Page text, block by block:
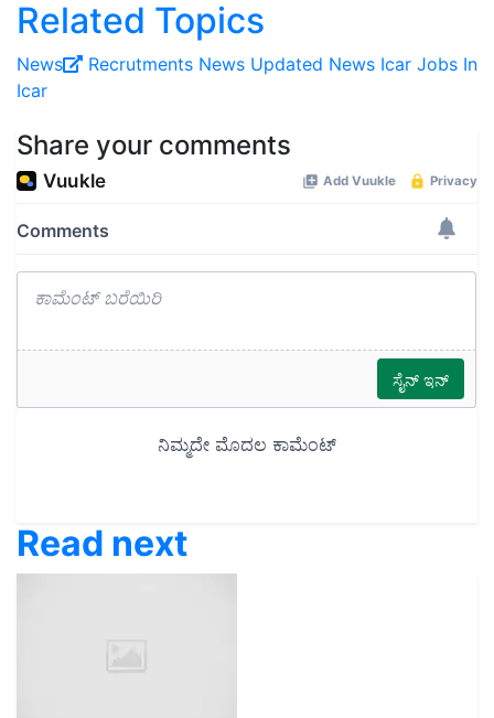
Related Topics
News Recrutments News Updated News Icar Jobs In
Icar
Share your comments
Read next